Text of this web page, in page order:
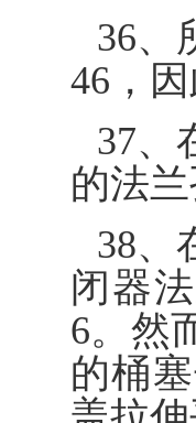
36、
46，
37、
的法
38、
闭器
6。然
的桶